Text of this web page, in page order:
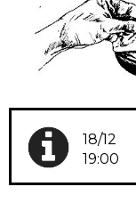
18/12
19:00